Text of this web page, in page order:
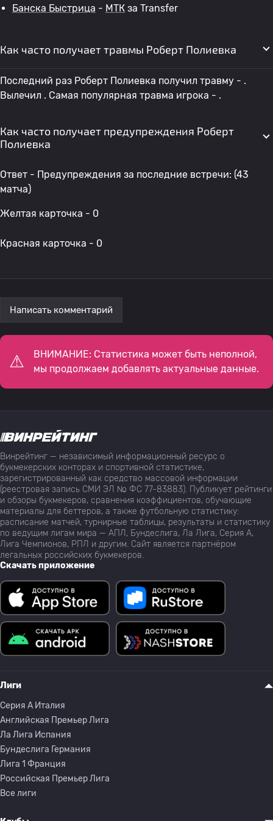
Банска Быстрица - МТК за Transfer
Как часто получает травмы Роберт Полиевка
Последний раз Роберт Полиевка получил травму - .
Вылечил . Самая популярная травма игрока - .
Как часто получает предупреждения Роберт
Полиевка
Ответ - Предупреждения за последние встречи: (43
матча)
Желтая карточка - 0
Красная карточка - 0
Написать комментарий
ВНИМАНИЕ: Статистика может быть неполной,
мы продолжаем добавлять актуальные данные.
Винрейтинг — независимый информационный ресурс о
букмекерских конторах и спортивной статистике,
зарегистрированный как средство массовой информации
(реестровая запись СМИ ЭЛ № ФС 77-83883). Публикует рейтинги
и обзоры букмекеров, сравнения коэффициентов, обучающие
материалы для беттеров, а также футбольную статистику:
расписание матчей, турнирные таблицы, результаты и статистику
по ведущим лигам мира — АПЛ, Бундеслига, Ла Лига, Серия А,
Лига Чемпионов, РПЛ и другим. Сайт является партнёром
легальных российских букмекеров.
Скачать приложение
Лиги
Серия A Италия
Английская Премьер Лига
Ла Лига Испания
Бундеслига Германия
Лига 1 Франция
Российская Премьер Лига
Все лиги